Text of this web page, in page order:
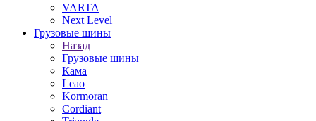
VARTA
Next Level
Грузовые шины
Назад
Грузовые шины
Кама
Leao
Kormoran
Cordiant